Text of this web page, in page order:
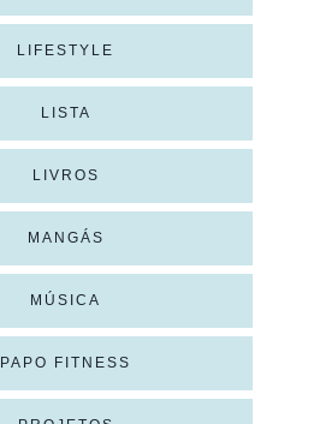
LIFESTYLE
LISTA
LIVROS
MANGÁS
MÚSICA
PAPO FITNESS